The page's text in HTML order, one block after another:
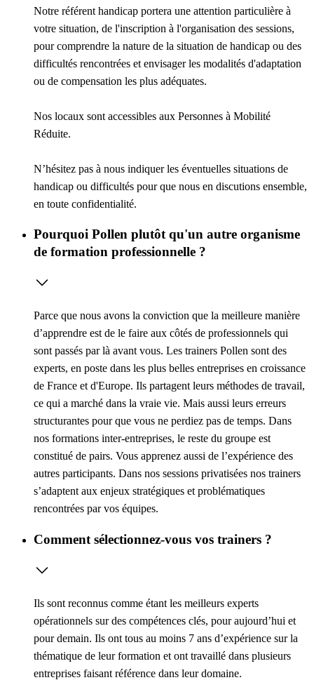
Notre référent handicap portera une attention particulière à
votre situation, de l'inscription à l'organisation des sessions,
pour comprendre la nature de la situation de handicap ou des
difficultés rencontrées et envisager les modalités d'adaptation
ou de compensation les plus adéquates.
Nos locaux sont accessibles aux Personnes à Mobilité
Réduite.
N’hésitez pas à nous indiquer les éventuelles situations de
handicap ou difficultés pour que nous en discutions ensemble,
en toute confidentialité.
Pourquoi Pollen plutôt qu'un autre organisme
de formation professionnelle ?
Parce que nous avons la conviction que la meilleure manière
d’apprendre est de le faire aux côtés de professionnels qui
sont passés par là avant vous. Les trainers Pollen sont des
experts, en poste dans les plus belles entreprises en croissance
de France et d'Europe. Ils partagent leurs méthodes de travail,
ce qui a marché dans la vraie vie. Mais aussi leurs erreurs
structurantes pour que vous ne perdiez pas de temps. Dans
nos formations inter-entreprises, le reste du groupe est
constitué de pairs. Vous apprenez aussi de l’expérience des
autres participants. Dans nos sessions privatisées nos trainers
s’adaptent aux enjeux stratégiques et problématiques
rencontrées par vos équipes.
Comment sélectionnez-vous vos trainers ?
Ils sont reconnus comme étant les meilleurs experts
opérationnels sur des compétences clés, pour aujourd’hui et
pour demain. Ils ont tous au moins 7 ans d’expérience sur la
thématique de leur formation et ont travaillé dans plusieurs
entreprises faisant référence dans leur domaine.